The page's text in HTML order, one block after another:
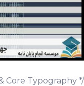
/* Base Reset & Core Typography */